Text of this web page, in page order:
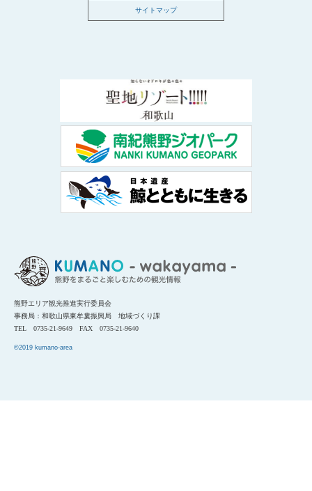
熊野エリア観光推進実行委員会
事務局：和歌山県東牟婁振興局 地域づくり課
TEL 0735-21-9649 FAX 0735-21-9640
©2019 kumano-area
サイトマップ